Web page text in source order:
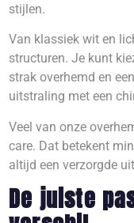
stijlen.
Van klassiek wit en
structuren. Je kunt
strak overhemd en
uitstraling met een
Veel van onze
care. Dat betekent
altijd een verzorgde
De juiste